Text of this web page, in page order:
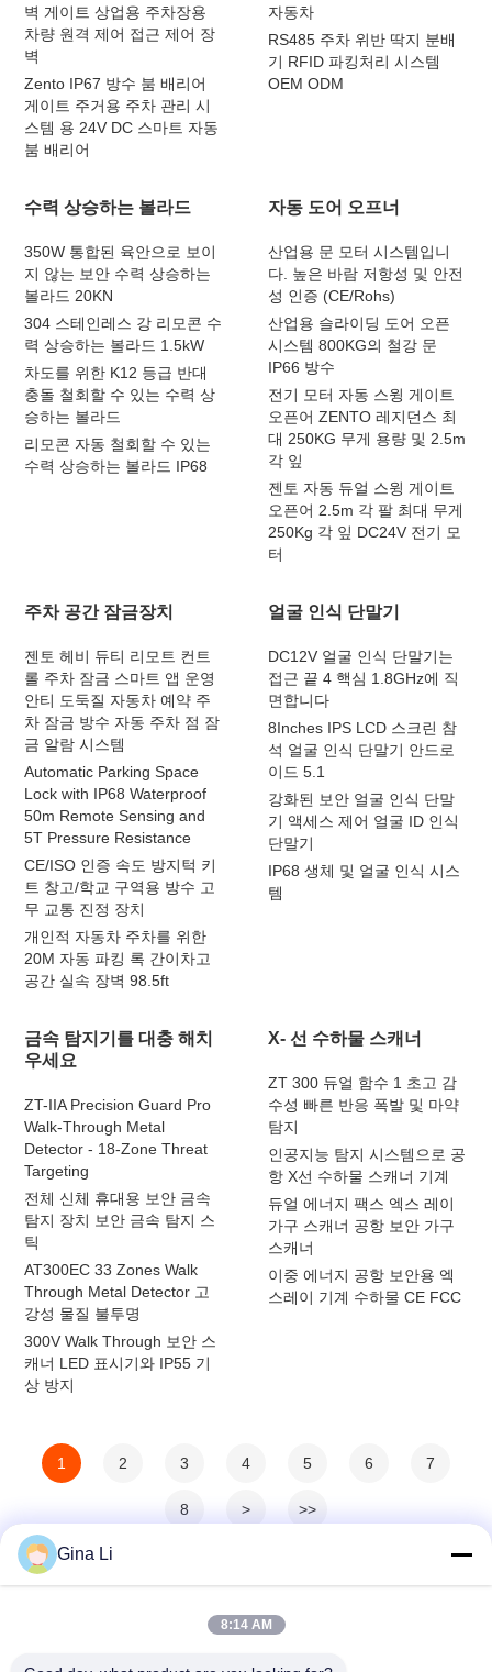
벽 게이트 상업용 주차장용
차량 원격 제어 접근 제어 장
벽
Zento IP67 방수 붐 배리어
게이트 주거용 주차 관리 시
스템 용 24V DC 스마트 자동
붐 배리어
자동차
RS485 주차 위반 딱지 분배
기 RFID 파킹처리 시스템
OEM ODM
수력 상승하는 볼라드
350W 통합된 육안으로 보이
지 않는 보안 수력 상승하는
볼라드 20KN
304 스테인레스 강 리모콘 수
력 상승하는 볼라드 1.5kW
차도를 위한 K12 등급 반대
충돌 철회할 수 있는 수력 상
승하는 볼라드
리모콘 자동 철회할 수 있는
수력 상승하는 볼라드 IP68
자동 도어 오프너
산업용 문 모터 시스템입니
다. 높은 바람 저항성 및 안전
성 인증 (CE/Rohs)
산업용 슬라이딩 도어 오픈
시스템 800KG의 철강 문
IP66 방수
전기 모터 자동 스윙 게이트
오픈어 ZENTO 레지던스 최
대 250KG 무게 용량 및 2.5m
각 잎
젠토 자동 듀얼 스윙 게이트
오픈어 2.5m 각 팔 최대 무게
250Kg 각 잎 DC24V 전기 모
터
주차 공간 잠금장치
젠토 헤비 듀티 리모트 컨트
롤 주차 잠금 스마트 앱 운영
안티 도둑질 자동차 예약 주
차 잠금 방수 자동 주차 점 잠
금 알람 시스템
Automatic Parking Space
Lock with IP68 Waterproof
50m Remote Sensing and
5T Pressure Resistance
CE/ISO 인증 속도 방지턱 키
트 창고/학교 구역용 방수 고
무 교통 진정 장치
개인적 자동차 주차를 위한
20M 자동 파킹 록 간이차고
공간 실속 장벽 98.5ft
얼굴 인식 단말기
DC12V 얼굴 인식 단말기는
접근 끝 4 핵심 1.8GHz에 직
면합니다
8Inches IPS LCD 스크린 참
석 얼굴 인식 단말기 안드로
이드 5.1
강화된 보안 얼굴 인식 단말
기 액세스 제어 얼굴 ID 인식
단말기
IP68 생체 및 얼굴 인식 시스
템
금속 탐지기를 대충 해치
우세요
ZT-IIA Precision Guard Pro
Walk-Through Metal
Detector - 18-Zone Threat
Targeting
전체 신체 휴대용 보안 금속
탐지 장치 보안 금속 탐지 스
틱
AT300EC 33 Zones Walk
Through Metal Detector 고
강성 물질 불투명
300V Walk Through 보안 스
캐너 LED 표시기와 IP55 기
상 방지
X- 선 수하물 스캐너
ZT 300 듀얼 함수 1 초고 감
수성 빠른 반응 폭발 및 마약
탐지
인공지능 탐지 시스템으로 공
항 X선 수하물 스캐너 기계
듀얼 에너지 팩스 엑스 레이
가구 스캐너 공항 보안 가구
스캐너
이중 에너지 공항 보안용 엑
스레이 기계 수하물 CE FCC
1 2 3 4 5 6 7
8 > >>
Gina Li
8:14 AM